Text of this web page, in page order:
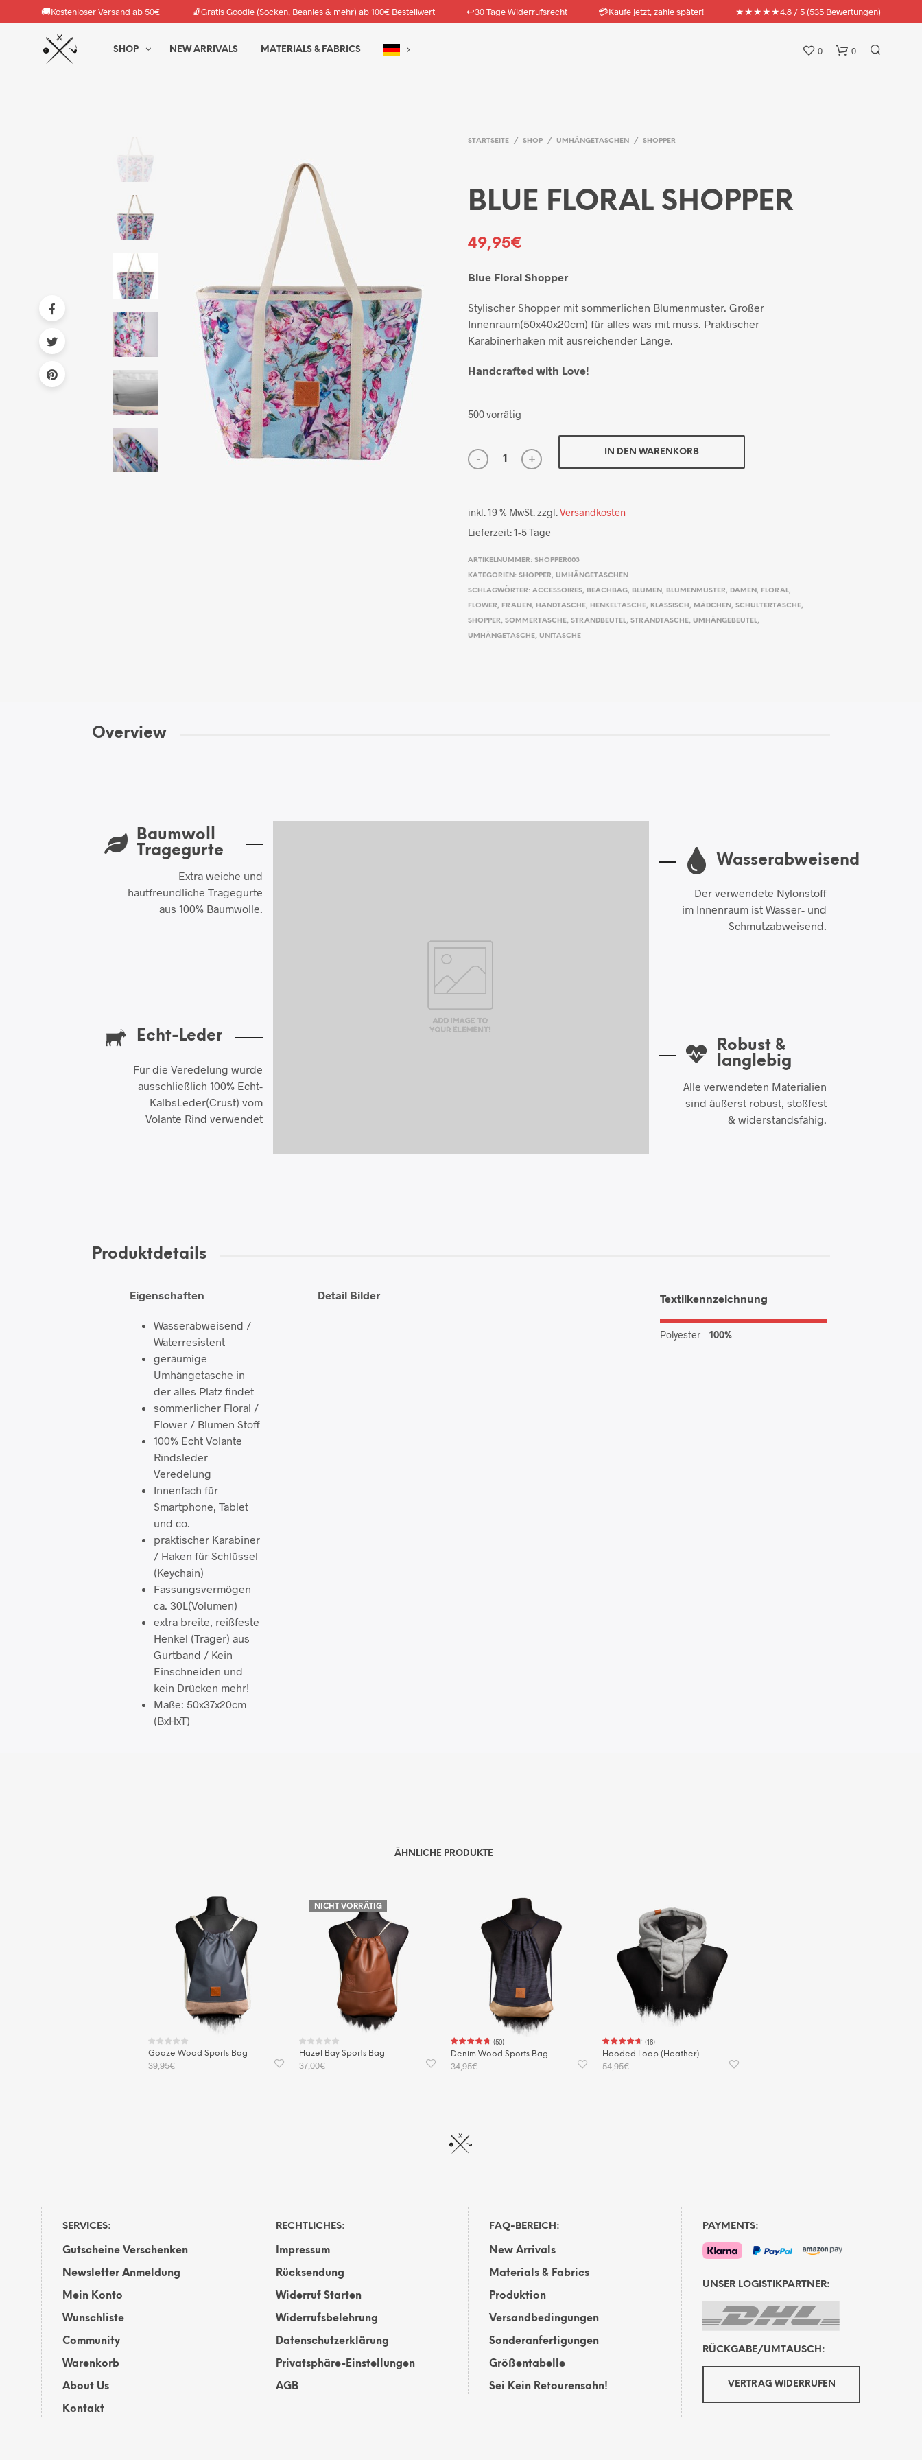
🚚Kostenloser Versand ab 50€ 🧦Gratis Goodie (Socken, Beanies & mehr) ab 100€ Bestellwert ↩️30 Tage Widerrufsrecht 💳Kaufe jetzt, zahle später! ★★★★★4.8 / 5 (535 Bewertungen)
0 0
SHOP NEW ARRIVALS MATERIALS & FABRICS
STARTSEITE / SHOP / UMHÄNGETASCHEN / SHOPPER
BLUE FLORAL SHOPPER
49,95€
Blue Floral Shopper
Stylischer Shopper mit sommerlichen Blumenmuster. Großer
Innenraum(50x40x20cm) für alles was mit muss. Praktischer
Karabinerhaken mit ausreichender Länge.
Handcrafted with Love!
500 vorrätig
IN DEN WARENKORB
inkl. 19 % MwSt. zzgl. Versandkosten
Lieferzeit:1-5 Tage
ARTIKELNUMMER: SHOPPER003
KATEGORIEN: SHOPPER, UMHÄNGETASCHEN
SCHLAGWÖRTER: ACCESSOIRES, BEACHBAG, BLUMEN , BLUMENMUSTER, DAMEN , FLORAL,
FLOWER, FRAUEN , HANDTASCHE, HENKELTASCHE, KLASSISCH , MÄDCHEN , SCHULTERTASCHE,
SHOPPER, SOMMERTASCHE, STRANDBEUTEL, STRANDTASCHE, UMHÄNGEBEUTEL,
UMHÄNGETASCHE, UNITASCHE
Overview
Baumwoll
Tragegurte
Extra weiche und
hautfreundliche Tragegurte
aus 100% Baumwolle.
Echt-Leder
Für die Veredelung wurde
ausschließlich 100% Echt-
KalbsLeder(Crust) vom
Volante Rind verwendet
Wasserabweisend
Der verwendete Nylonstoff
im Innenraum ist Wasser- und
Schmutzabweisend.
Robust &
langlebig
Alle verwendeten Materialien
sind äußerst robust, stoßfest
& widerstandsfähig.
Produktdetails
Eigenschaften
Wasserabweisend /
Waterresistent
geräumige
Umhängetasche in
der alles Platz findet
sommerlicher Floral /
Flower / Blumen Stoff
100% Echt Volante
Rindsleder
Veredelung
Innenfach für
Smartphone, Tablet
und co.
praktischer Karabiner
/ Haken für Schlüssel
(Keychain)
Fassungsvermögen
ca. 30L(Volumen)
extra breite, reißfeste
Henkel (Träger) aus
Gurtband / Kein
Einschneiden und
kein Drücken mehr!
Maße: 50x37x20cm
(BxHxT)
Detail Bilder Textilkennzeichnung
Polyester 100%
ÄHNLICHE PRODUKTE
Gooze Wood Sports Bag
39,95€
NICHT VORRÄTIG
Hazel Bay Sports Bag
37,00€
(50)
Denim Wood Sports Bag
34,95€
(16)
Hooded Loop (Heather)
54,95€
SERVICES:
Gutscheine Verschenken
Newsletter Anmeldung
Mein Konto
Wunschliste
Community
Warenkorb
About Us
Kontakt
RECHTLICHES:
Impressum
Rücksendung
Widerruf Starten
Widerrufsbelehrung
Datenschutzerklärung
Privatsphäre-Einstellungen
AGB
FAQ-BEREICH:
New Arrivals
Materials & Fabrics
Produktion
Versandbedingungen
Sonderanfertigungen
Größentabelle
Sei Kein Retourensohn!
PAYMENTS:
UNSER LOGISTIKPARTNER:
RÜCKGABE/UMTAUSCH:
VERTRAG WIDERRUFEN